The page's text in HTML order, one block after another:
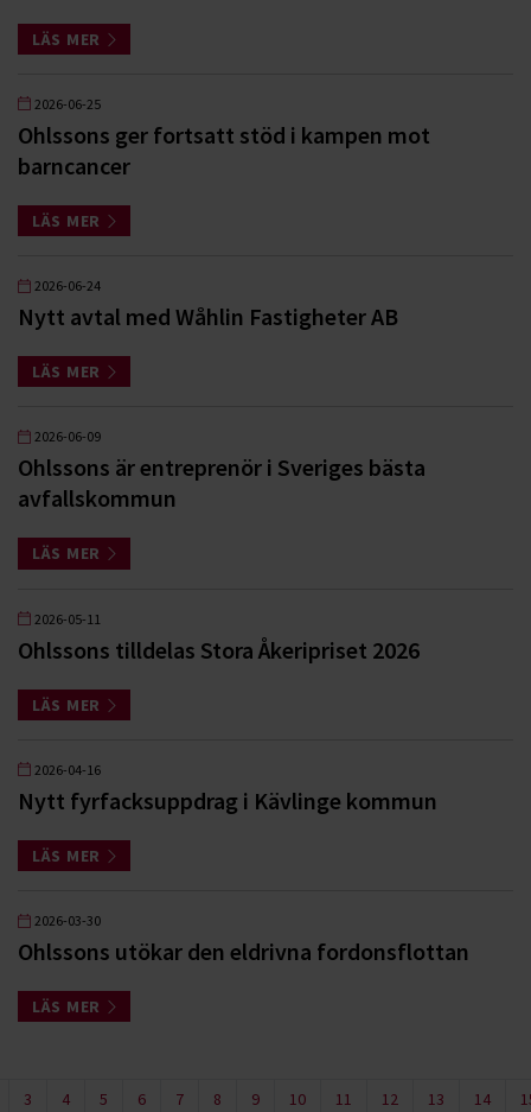
LÄS MER
2026-06-25
Ohlssons ger fortsatt stöd i kampen mot
barncancer
LÄS MER
2026-06-24
Nytt avtal med Wåhlin Fastigheter AB
LÄS MER
2026-06-09
Ohlssons är entreprenör i Sveriges bästa
avfallskommun
LÄS MER
2026-05-11
Ohlssons tilldelas Stora Åkeripriset 2026
LÄS MER
2026-04-16
Nytt fyrfacksuppdrag i Kävlinge kommun
LÄS MER
2026-03-30
Ohlssons utökar den eldrivna fordonsflottan
LÄS MER
3 4 5 6 7 8 9 10 11 12 13 14